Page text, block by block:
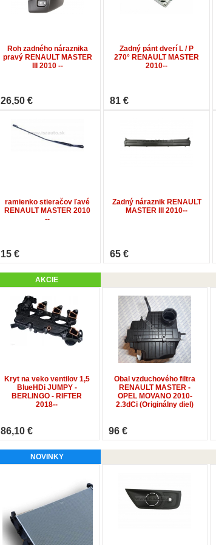
Roh zadného náraznika
pravý RENAULT MASTER
III 2010 --
26,50 €
Zadný pánt dverí L / P
270° RENAULT MASTER
2010--
81 €
ramienko stieračov ľavé
RENAULT MASTER 2010
--
15 €
Zadný náraznik RENAULT
MASTER III 2010--
65 €
AKCIE
Kryt na veko ventilov 1,5
BlueHDi JUMPY -
BERLINGO - RIFTER
2018--
86,10 €
Obal vzduchového filtra
RENAULT MASTER -
OPEL MOVANO 2010-
2.3dCi (Originálny diel)
96 €
NOVINKY